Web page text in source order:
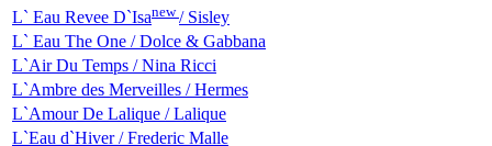
L` Eau Revee D`Isanew/ Sisley
L` Eau The One / Dolce & Gabbana
L`Air Du Temps / Nina Ricci
L`Ambre des Merveilles / Hermes
L`Amour De Lalique / Lalique
L`Eau d`Hiver / Frederic Malle